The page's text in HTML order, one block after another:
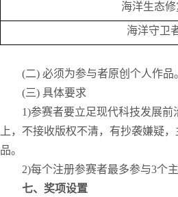
海洋生态修
海洋守卫
(二) 必须为参与者原创个人作品。
(三) 具体要求
1)参赛者要立足现代科技发展前
上，不接收版权不清，有抄袭嫌疑
品。
2)每个注册参赛者最多参与3个主
七、奖项设置